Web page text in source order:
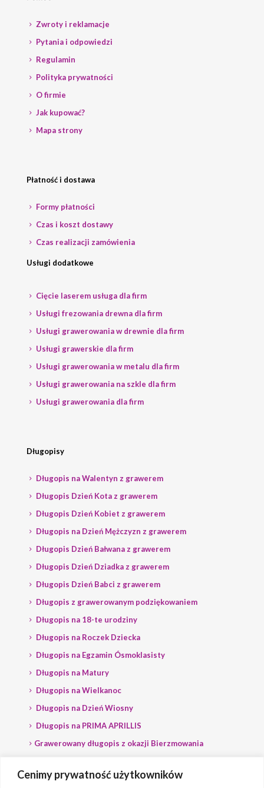
Cenimy prywatność użytkowników
Zwroty i reklamacje
Pytania i odpowiedzi
Regulamin
Polityka prywatności
O firmie
Jak kupować?
Mapa strony
Płatność i dostawa
Formy płatności
Czas i koszt dostawy
Czas realizacji zamówienia
Usługi dodatkowe
Cięcie laserem usługa dla firm
Usługi frezowania drewna dla firm
Usługi grawerowania w drewnie dla firm
Usługi grawerskie dla firm
Usługi grawerowania w metalu dla firm
Usługi grawerowania na szkle dla firm
Usługi grawerowania dla firm
Długopisy
Długopis na Walentyn z grawerem
Długopis Dzień Kota z grawerem
Długopis Dzień Kobiet z grawerem
Długopis na Dzień Mężczyzn z grawerem
Długopis Dzień Bałwana z grawerem
Długopis Dzień Dziadka z grawerem
Długopis Dzień Babci z grawerem
Długopis z grawerowanym podziękowaniem
Długopis na 18-te urodziny
Długopis na Roczek Dziecka
Długopis na Egzamin Ósmoklasisty
Długopis na Matury
Długopis na Wielkanoc
Długopis na Dzień Wiosny
Długopis na PRIMA APRILLIS
Grawerowany długopis z okazji Bierzmowania
Grawerowany długopis dla Polityka